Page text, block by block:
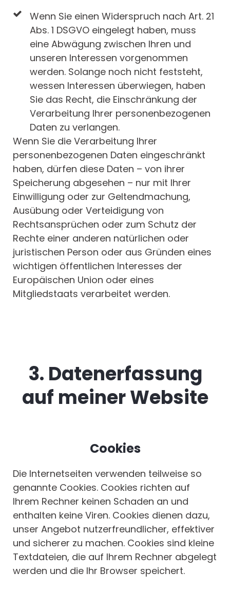
Wenn Sie einen Widerspruch nach Art. 21
Abs. 1 DSGVO eingelegt haben, muss
eine Abwägung zwischen Ihren und
unseren Interessen vorgenommen
werden. Solange noch nicht feststeht,
wessen Interessen überwiegen, haben
Sie das Recht, die Einschränkung der
Verarbeitung Ihrer personenbezogenen
Daten zu verlangen.
Wenn Sie die Verarbeitung Ihrer
personenbezogenen Daten eingeschränkt
haben, dürfen diese Daten – von ihrer
Speicherung abgesehen – nur mit Ihrer
Einwilligung oder zur Geltendmachung,
Ausübung oder Verteidigung von
Rechtsansprüchen oder zum Schutz der
Rechte einer anderen natürlichen oder
juristischen Person oder aus Gründen eines
wichtigen öffentlichen Interesses der
Europäischen Union oder eines
Mitgliedstaats verarbeitet werden.
3. Datenerfassung
auf meiner Website
Cookies
Die Internetseiten verwenden teilweise so
genannte Cookies. Cookies richten auf
Ihrem Rechner keinen Schaden an und
enthalten keine Viren. Cookies dienen dazu,
unser Angebot nutzerfreundlicher, effektiver
und sicherer zu machen. Cookies sind kleine
Textdateien, die auf Ihrem Rechner abgelegt
werden und die Ihr Browser speichert.